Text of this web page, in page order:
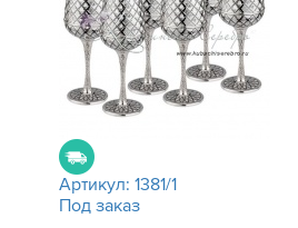
Артикул: 1381/1
Под заказ